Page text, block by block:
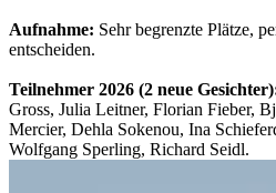
Aufnahme: Sehr begrenzte Plätze,
entscheiden.
Teilnehmer 2026 (2 neue
Gross, Julia Leitner, Florian Fieber,
Mercier, Dehla Sokenou, Ina
Wolfgang Sperling, Richard Seidl.